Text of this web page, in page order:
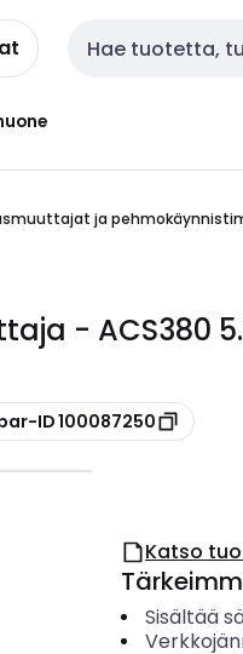
Haku
ja
- ACS380
ID 100087250
Katso
Sisältää